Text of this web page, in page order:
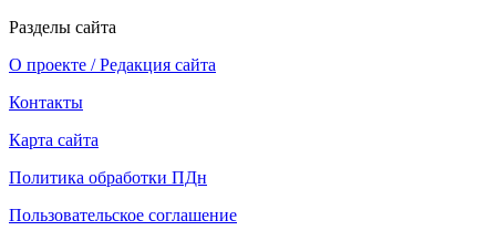
Разделы сайта
О проекте / Редакция сайта
Контакты
Карта сайта
Политика обработки ПДн
Пользовательское соглашение